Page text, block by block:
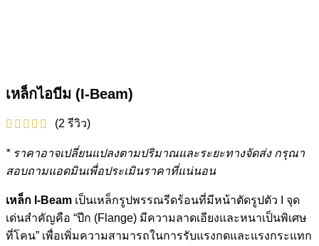
เหล็กไอบีม (I-Beam)
(2 รีวิว)
* ราคาอาจเปลี่ยนแปลงตามปริมาณและระยะทางจัดส่ง กรุณา
สอบถามแอดมินเพื่อประเมินราคาที่แน่นอน
เหล็ก I-Beam เป็นเหล็กรูปพรรณรีดร้อนที่มีหน้าตัดรูปตัว I จุด
เด่นสำคัญคือ “ปีก (Flange) มีความลาดเอียงและหนาเป็นพิเศษ
ที่โคน” เพื่อเพิ่มความสามารถในการรับแรงกดและแรงกระแทก